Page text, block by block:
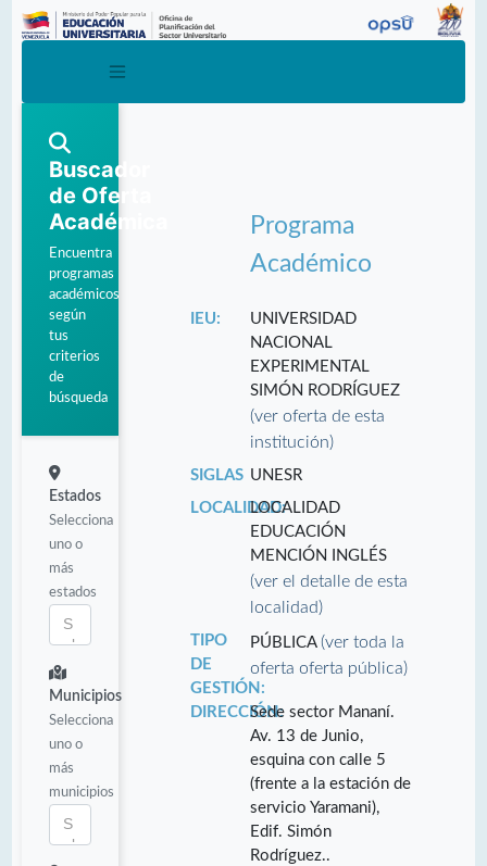
Buscador
de Oferta
Académica
Encuentra
programas
académicos
según
tus
criterios
de
búsqueda
Estados
Selecciona
uno o
más
estados
Municipios
Selecciona
uno o
más
municipios
Programa
Académico
IEU:
UNIVERSIDAD
NACIONAL
EXPERIMENTAL
SIMÓN RODRÍGUEZ
(ver oferta de esta
institución)
SIGLAS UNESR
LOCALIDAD:LOCALIDAD
EDUCACIÓN
MENCIÓN INGLÉS
(ver el detalle de esta
localidad)
TIPO
DE
GESTIÓN:
PÚBLICA(ver toda la
oferta oferta pública)
DIRECCIÓN:Sede sector Mananí.
Av. 13 de Junio,
esquina con calle 5
(frente a la estación de
servicio Yaramani),
Edif. Simón
Rodríguez..